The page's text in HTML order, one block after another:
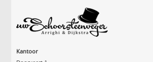
Kantoor